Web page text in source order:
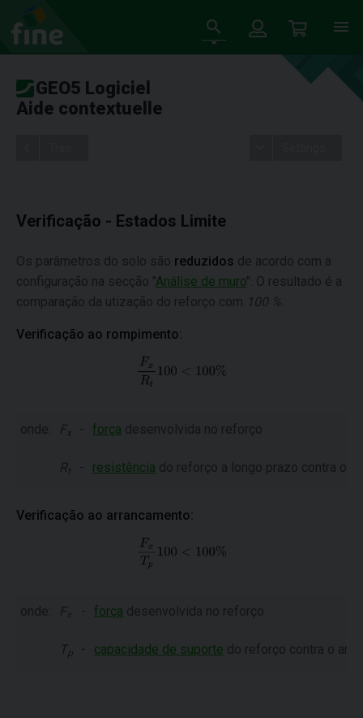
GEO5 Logiciel
Aide contextuelle
Verificação - Estados Limite
Os parâmetros do solo são reduzidos de acordo com a
configuração na secção "Análise de muro". O resultado é a
comparação da utização do reforço com 100 %
Verificação ao rompimento:
onde: F x - força desenvolvida no reforço
R t - resistência do reforço a longo prazo contra o
Verificação ao arrancamento:
onde: F x - força desenvolvida no reforço
Tp - capacidade de suporte do reforço contra o